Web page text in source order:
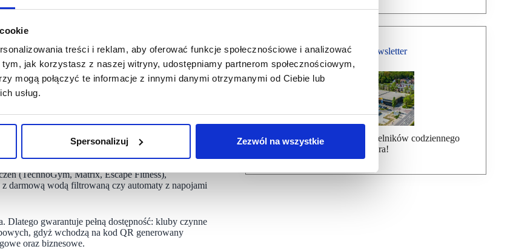
treści i reklam, aby oferować funkcje społecznościowe i analizować
jak korzystasz z naszej witryny, udostępniamy partnerom społecznościowym,
mogą połączyć te informacje z innymi danymi otrzymanymi od Ciebie lub
usług.
Spersonalizuj Zezwól na wszystkie
konkurują ze sobą na obszarze jednego miasta.
nich spotykają się jednak z konkurencją innych
Medicover byłaby na tyle silna,
Byłoby to niekorzystne dla klientów klubów
sprzedaż po jednej z siłowni w każdym
rynkach” – mówi prezes
UOKiK
Tomasz
tygodniu. Naszą misją jest oferowanie
lokalizowane są na terenie galerii handlowych
aranżacji wnętrz i innowacyjne rozwiązania.
(TechnoGym, Matrix, Escape Fitness),
darmową wodą filtrowaną czy automaty z napojami
gwarantuje pełną dostępność: kluby czynne
gdyż wchodzą na kod QR generowany
oraz biznesowe.
Bezpłatny Newsletter
Dołącz do ponad 7000 czytelników codziennego
newslettera!